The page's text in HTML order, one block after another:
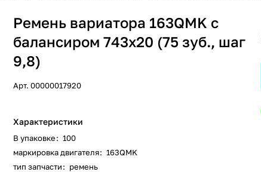
Ремень вариатора 163QMK с
балансиром 743x20 (75 зуб., шаг
9,8)
Арт.00000017920
Характеристики
В упаковке: 100
маркировка двигателя: 163QMK
тип запчасти: ремень